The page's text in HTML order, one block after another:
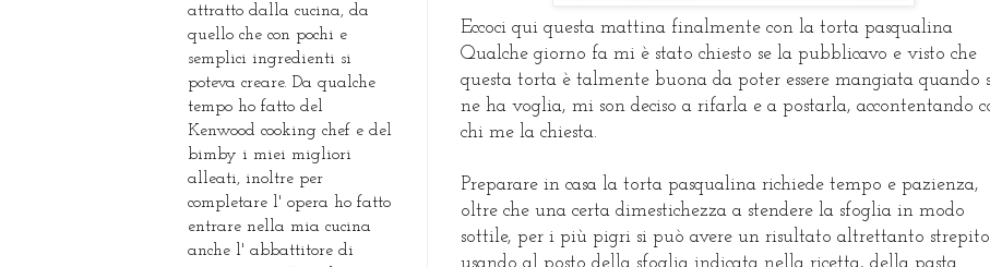
Eccoci qui questa mattina finalmente con la torta pasqualina
Qualche giorno fa mi è stato chiesto se la pubblicavo e visto che
questa torta è talmente buona da poter essere mangiata quando
ne ha voglia, mi son deciso a rifarla e a postarla, accontentando
chi me la chiesta.
Preparare in casa la torta pasqualina richiede tempo e pazienza,
oltre che una certa dimestichezza a stendere la sfoglia in modo
sottile, per i più pigri si può avere un risultato altrettanto
attratto dalla cucina, da
quello che con pochi e
semplici ingredienti si
poteva creare. Da qualche
tempo ho fatto del
Kenwood cooking chef e del
bimby i miei migliori
alleati, inoltre per
completare l' opera ho fatto
entrare nella mia cucina
anche l' abbattitore di